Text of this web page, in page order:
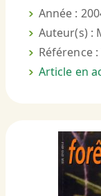
Année :
Auteur(s) :
Référence :
Article en